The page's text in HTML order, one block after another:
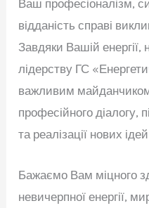
Ваш професіоналізм,
відданість справі
Завдяки Вашій енергії,
лідерству ГС
важливим
професійного діалогу,
та реалізації нових
Бажаємо Вам міцного
невичерпної енергії,